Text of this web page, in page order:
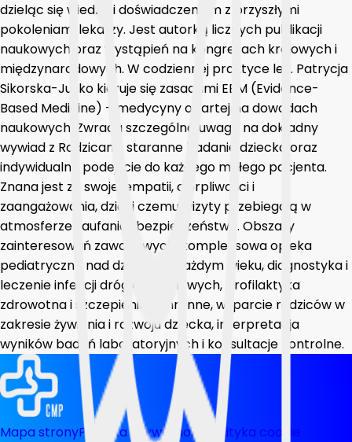
dzieląc się wiedzą i doświadczeniem z przyszłymi
pokoleniami lekarzy. Jest autorką licznych publikacji
naukowych oraz wystąpień na kongresach krajowych i
międzynarodowych. W codziennej praktyce lek. Patrycja
Sikorska-Juśko kieruje się zasadami EBM (Evidence-
Based Medicine) – medycyny opartej na dowodach
naukowych. Zwraca szczególną uwagę na dokładny
wywiad z Rodzicami, staranne badanie dziecka oraz
indywidualne podejście do każdego małego pacjenta.
Znana jest ze swojej empatii, cierpliwości i
zaangażowania, dzięki czemu wizyty przebiegają w
atmosferze zaufania i bezpieczeństwa. Obszary
zainteresowań zawodowych: kompleksowa opieka
pediatryczna nad dziećmi w każdym wieku, diagnostyka i
leczenie infekcji dróg oddechowych, profilaktyka
zdrowotna i szczepienia ochronne, wsparcie rodziców w
zakresie żywienia i rozwoju dziecka, interpretacja
wyników badań laboratoryjnych i konsultacje kontrolne.
Mapa stronyPolityka prywatnosci
Polityka cookie